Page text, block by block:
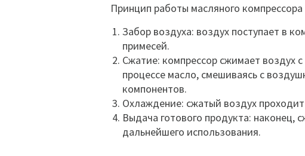
Принцип работы масляного
Забор воздуха: воздух поступает в
примесей.
Сжатие: компрессор сжимает воздух
процессе масло, смешиваясь с
компонентов.
Охлаждение: сжатый воздух
Выдача готового продукта:
дальнейшего использования.